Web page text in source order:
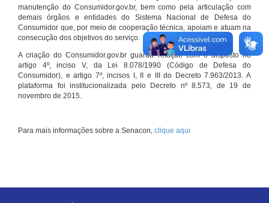
manutenção do Consumidor.gov.br, bem como pela articulação com
demais órgãos e entidades do Sistema Nacional de Defesa do
Consumidor que, por meio de cooperação técnica, apoiam e atuam na
consecução dos objetivos do serviço.
A criação do Consumidor.gov.br guarda relação com o disposto no
artigo 4º, inciso V, da Lei 8.078/1990 (Código de Defesa do
Consumidor), e artigo 7º, incisos I, II e III do Decreto 7.963/2013. A
plataforma foi institucionalizada pelo Decreto nº 8.573, de 19 de
novembro de 2015.
Para mais informações sobre a Senacon, clique aqui